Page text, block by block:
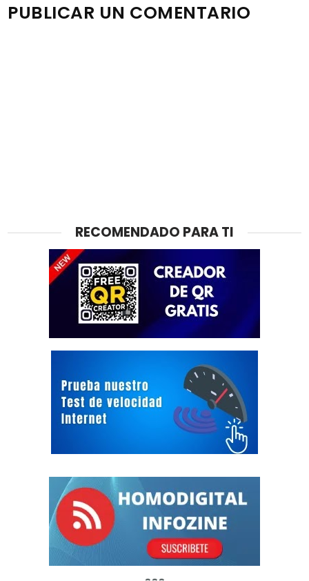
PUBLICAR UN COMENTARIO
RECOMENDADO PARA TI